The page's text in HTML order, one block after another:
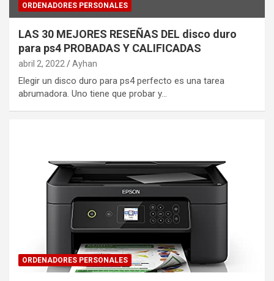
ORDENADORES PERSONALES
LAS 30 MEJORES RESEÑAS DEL disco duro
para ps4 PROBADAS Y CALIFICADAS
abril 2, 2022 Ayhan
Elegir un disco duro para ps4 perfecto es una tarea
abrumadora. Uno tiene que probar y…
ORDENADORES PERSONALES